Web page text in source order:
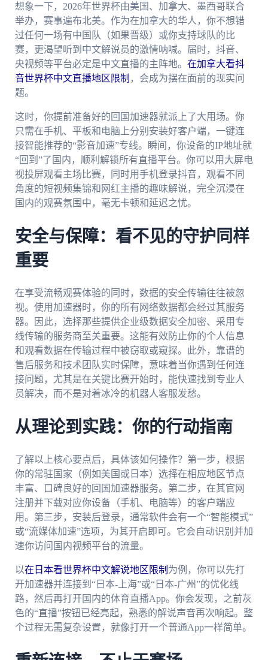
想象一下，2026年世界杯由美国、加拿大、墨西哥联合
举办，赛事遍布北美。作为在加拿大的华人，你不想错
过任何一场有中国队（如果晋级）或你支持球队的比
赛，更渴望听到中文解说员的激情呐喊。届时，抖音、
央视频等平台必定是中文直播的主阵地。 在加拿大看抖
音世界杯中文直播地区限制 ，会成为摆在面前的现实问
题。
这时，你提前准备好的回国加速器就派上了大用场。你
只需在手机、平板和电脑上分别安装好客户端，一键连
接智能推荐的“影音加速”专线。瞬间，你设备的IP地址就
“回到”了国内，顺利解锁所有直播平台。你可以用大屏电
视投屏观看主场比赛，同时用手机登录抖音，观看不同
角度的短视频集锦和网红主播的趣味解说，完全沉浸在
国内的观赛氛围中，毫无卡顿和延迟之忧。
安全与保障：看不见的守护同样
重要
在享受流畅观赛体验的同时，数据的安全传输往往被忽
视。使用加速器时，你的所有网络数据都会经过其服务
器。因此，选择那些提供企业级数据安全加密、采用专
线传输的服务商至关重要。这能有效防止你的个人信息
和观看数据在传输过程中被窃取或窥探。此外，靠谱的
售后服务和技术团队实时保障，意味着当你遇到任何连
接问题，尤其是在关键比赛开始时，能快速找到专业人
员解决，而不是对着冰冷的机器人客服发愁。
从理论到实践：你的行动指南
了解以上核心要点后，具体该如何操作？第一步，根据
你的常驻国家（例如美国或日本）选择在相应地区节点
丰富、口碑良好的回国加速器服务。第二步，在其官网
注册并下载对应你设备（手机、电脑等）的客户端应
用。第三步，安装后登录，通常软件会有一个“智能模式”
或“流媒体加速”选项，为其开启即可。它会自动识别并加
速你访问国内视频平台的流量。
以在日本看世界杯中文解说地区限制 为例，你可以先打
开加速器并连接到“日本-上海”或“日本-广州”的优化线
路，然后再打开国内的体育直播App。你会发现，之前灰
色的“直播”按钮已经亮起，熟悉的解说声音再次响起。整
个过程无需复杂设置，就像打开一个普通App一样简单。